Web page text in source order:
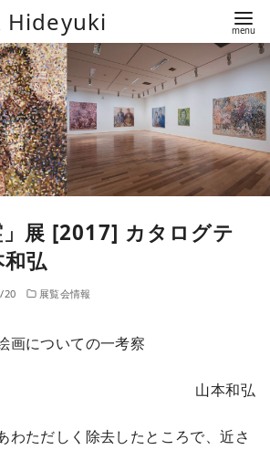
Hideyuki
」展 [2017] カタログテ
弘
20 展覧会情報
画についての一考察
山本和弘
わただしく除去したところで、近さ